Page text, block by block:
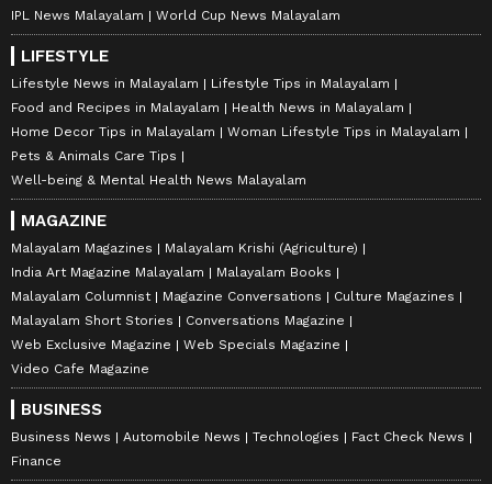
IPL News Malayalam
World Cup News Malayalam
LIFESTYLE
Lifestyle News in Malayalam
Lifestyle Tips in Malayalam
Food and Recipes in Malayalam
Health News in Malayalam
Home Decor Tips in Malayalam
Woman Lifestyle Tips in Malayalam
Pets & Animals Care Tips
Well-being & Mental Health News Malayalam
MAGAZINE
Malayalam Magazines
Malayalam Krishi (Agriculture)
India Art Magazine Malayalam
Malayalam Books
Malayalam Columnist
Magazine Conversations
Culture Magazines
Malayalam Short Stories
Conversations Magazine
Web Exclusive Magazine
Web Specials Magazine
Video Cafe Magazine
BUSINESS
Business News Automobile News Technologies
Fact Check News
Finance